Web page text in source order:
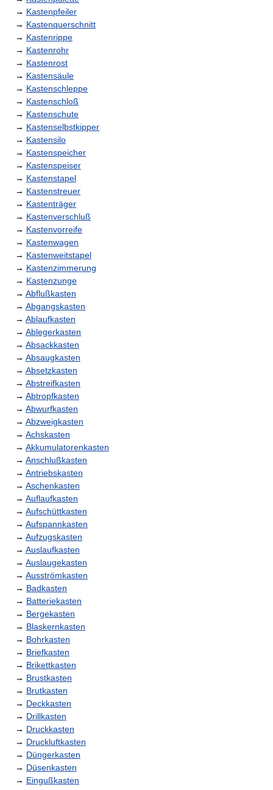
→ Kastenpfeiler
→ Kastenquerschnitt
→ Kastenrippe
→ Kastenrohr
→ Kastenrost
→ Kastensäule
→ Kastenschleppe
→ Kastenschloß
→ Kastenschute
→ Kastenselbstkipper
→ Kastensilo
→ Kastenspeicher
→ Kastenspeiser
→ Kastenstapel
→ Kastenstreuer
→ Kastenträger
→ Kastenverschluß
→ Kastenvorreife
→ Kastenwagen
→ Kastenweitstapel
→ Kastenzimmerung
→ Kastenzunge
→ Abflußkasten
→ Abgangskasten
→ Ablaufkasten
→ Ablegerkasten
→ Absackkasten
→ Absaugkasten
→ Absetzkasten
→ Abstreifkasten
→ Abtropfkasten
→ Abwurfkasten
→ Abzweigkasten
→ Achskasten
→ Akkumulatorenkasten
→ Anschlußkasten
→ Antriebskasten
→ Aschenkasten
→ Auflaufkasten
→ Aufschüttkasten
→ Aufspannkasten
→ Aufzugskasten
→ Auslaufkasten
→ Auslaugekasten
→ Ausströmkasten
→ Badkasten
→ Batteriekasten
→ Bergekasten
→ Blaskernkasten
→ Bohrkasten
→ Briefkasten
→ Brikettkasten
→ Brustkasten
→ Brutkasten
→ Deckkasten
→ Drillkasten
→ Druckkasten
→ Druckluftkasten
→ Düngerkasten
→ Düsenkasten
→ Eingußkasten